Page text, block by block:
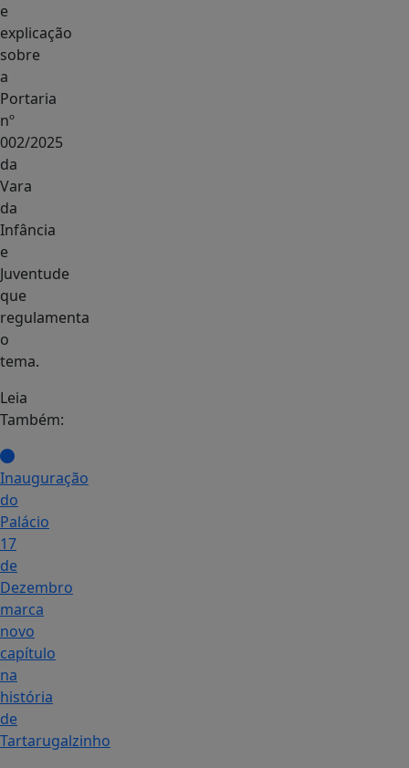
e
explicação
sobre
a
Portaria
nº
002/2025
da
Vara
da
Infância
e
Juventude
que
regulamenta
o
tema.
Leia
Também:
Inauguração
do
Palácio
17
de
Dezembro
marca
novo
capítulo
na
história
de
Tartarugalzinho